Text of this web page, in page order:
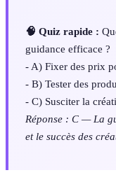
🧠 Quiz rapide :
guidance efficace ?
- A) Fixer des prix
- B) Tester des
- C) Susciter la
Réponse : C — La
et le succès des